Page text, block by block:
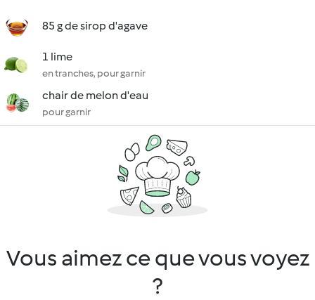
85 g de sirop d'agave
1 lime
en tranches, pour garnir
chair de melon d'eau
pour garnir
Vous aimez ce que vous voyez
?